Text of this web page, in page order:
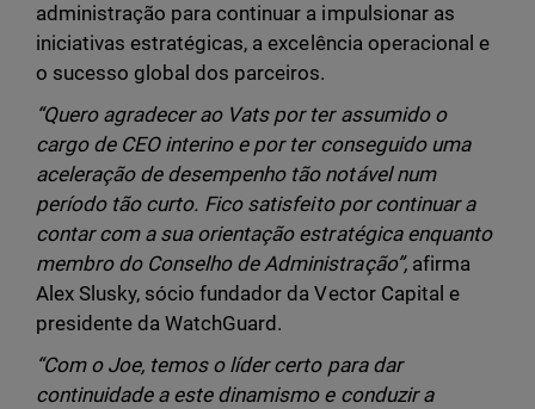
administração para continuar a impulsionar as
iniciativas estratégicas, a excelência operacional e
o sucesso global dos parceiros.
“Quero agradecer ao Vats por ter assumido o
cargo de CEO interino e por ter conseguido uma
aceleração de desempenho tão notável num
período tão curto. Fico satisfeito por continuar a
contar com a sua orientação estratégica enquanto
membro do Conselho de Administração”,afirma
Alex Slusky, sócio fundador da Vector Capital e
presidente da WatchGuard.
“Com o Joe, temos o líder certo para dar
continuidade a este dinamismo e conduzir a